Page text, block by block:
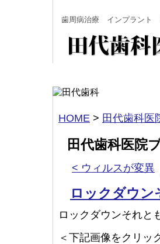
歯周病治療 インプラント
HOME > 田代歯科医
田代歯科医院
< ウィルスが変異
ロックダウン
ロックダウンそれと
＜下記画像をクリッ